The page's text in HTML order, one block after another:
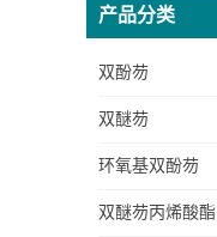
产品分类
双酚芴
双醚芴
环氧基双酚芴
双醚芴丙烯酸酯